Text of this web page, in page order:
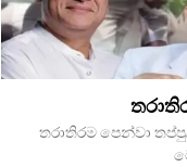
තරාතිරම පෙන්වා